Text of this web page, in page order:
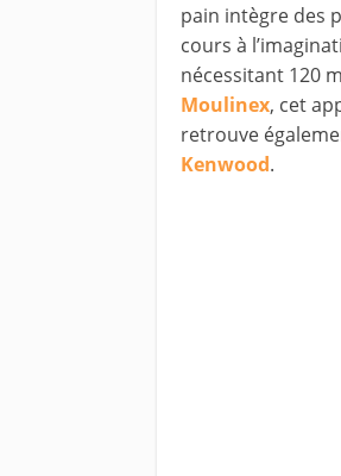
pain intègre des
cours à
nécessitant 120
Moulinex, cet
retrouve
Kenwood.